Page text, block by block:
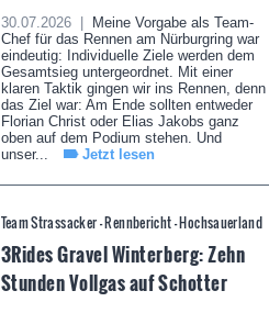
30.07.2026 |
Meine Vorgabe als Team-
Chef für das Rennen am Nürburgring war
eindeutig: Individuelle Ziele werden dem
Gesamtsieg untergeordnet. Mit einer
klaren Taktik gingen wir ins Rennen, denn
das Ziel war: Am Ende sollten entweder
Florian Christ oder Elias Jakobs ganz
oben auf dem Podium stehen. Und
unser...
Jetzt lesen
Team Strassacker - Rennbericht - Hochsauerland
3Rides Gravel Winterberg: Zehn
Stunden Vollgas auf Schotter